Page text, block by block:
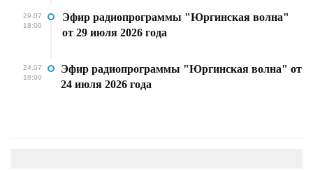
29.07
18:00
Эфир радиопрограммы "Юргинская волна"
от 29 июля 2026 года
24.07
18:00
Эфир радиопрограммы "Юргинская волна" от
24 июля 2026 года